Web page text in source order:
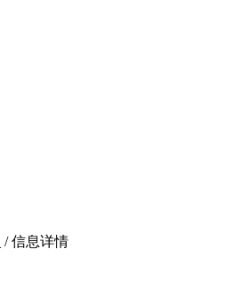
/ 信息详情